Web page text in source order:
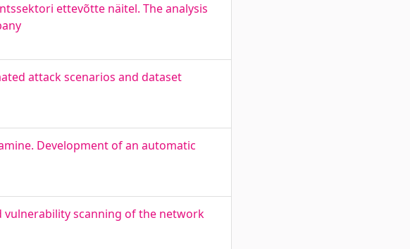
ettevõtte näitel. The analysis
attack scenarios and dataset
Development of an automatic
scanning of the network